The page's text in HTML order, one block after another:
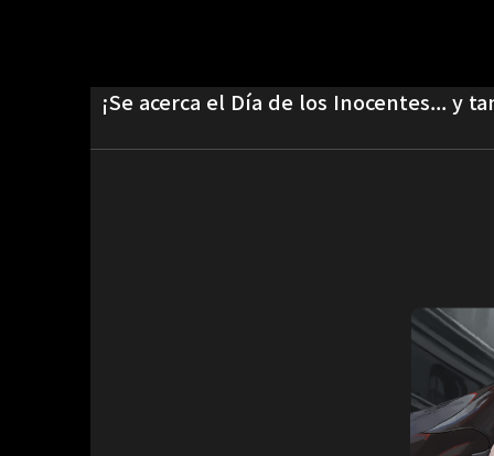
¡Se acerca el Día de los Inocentes... y